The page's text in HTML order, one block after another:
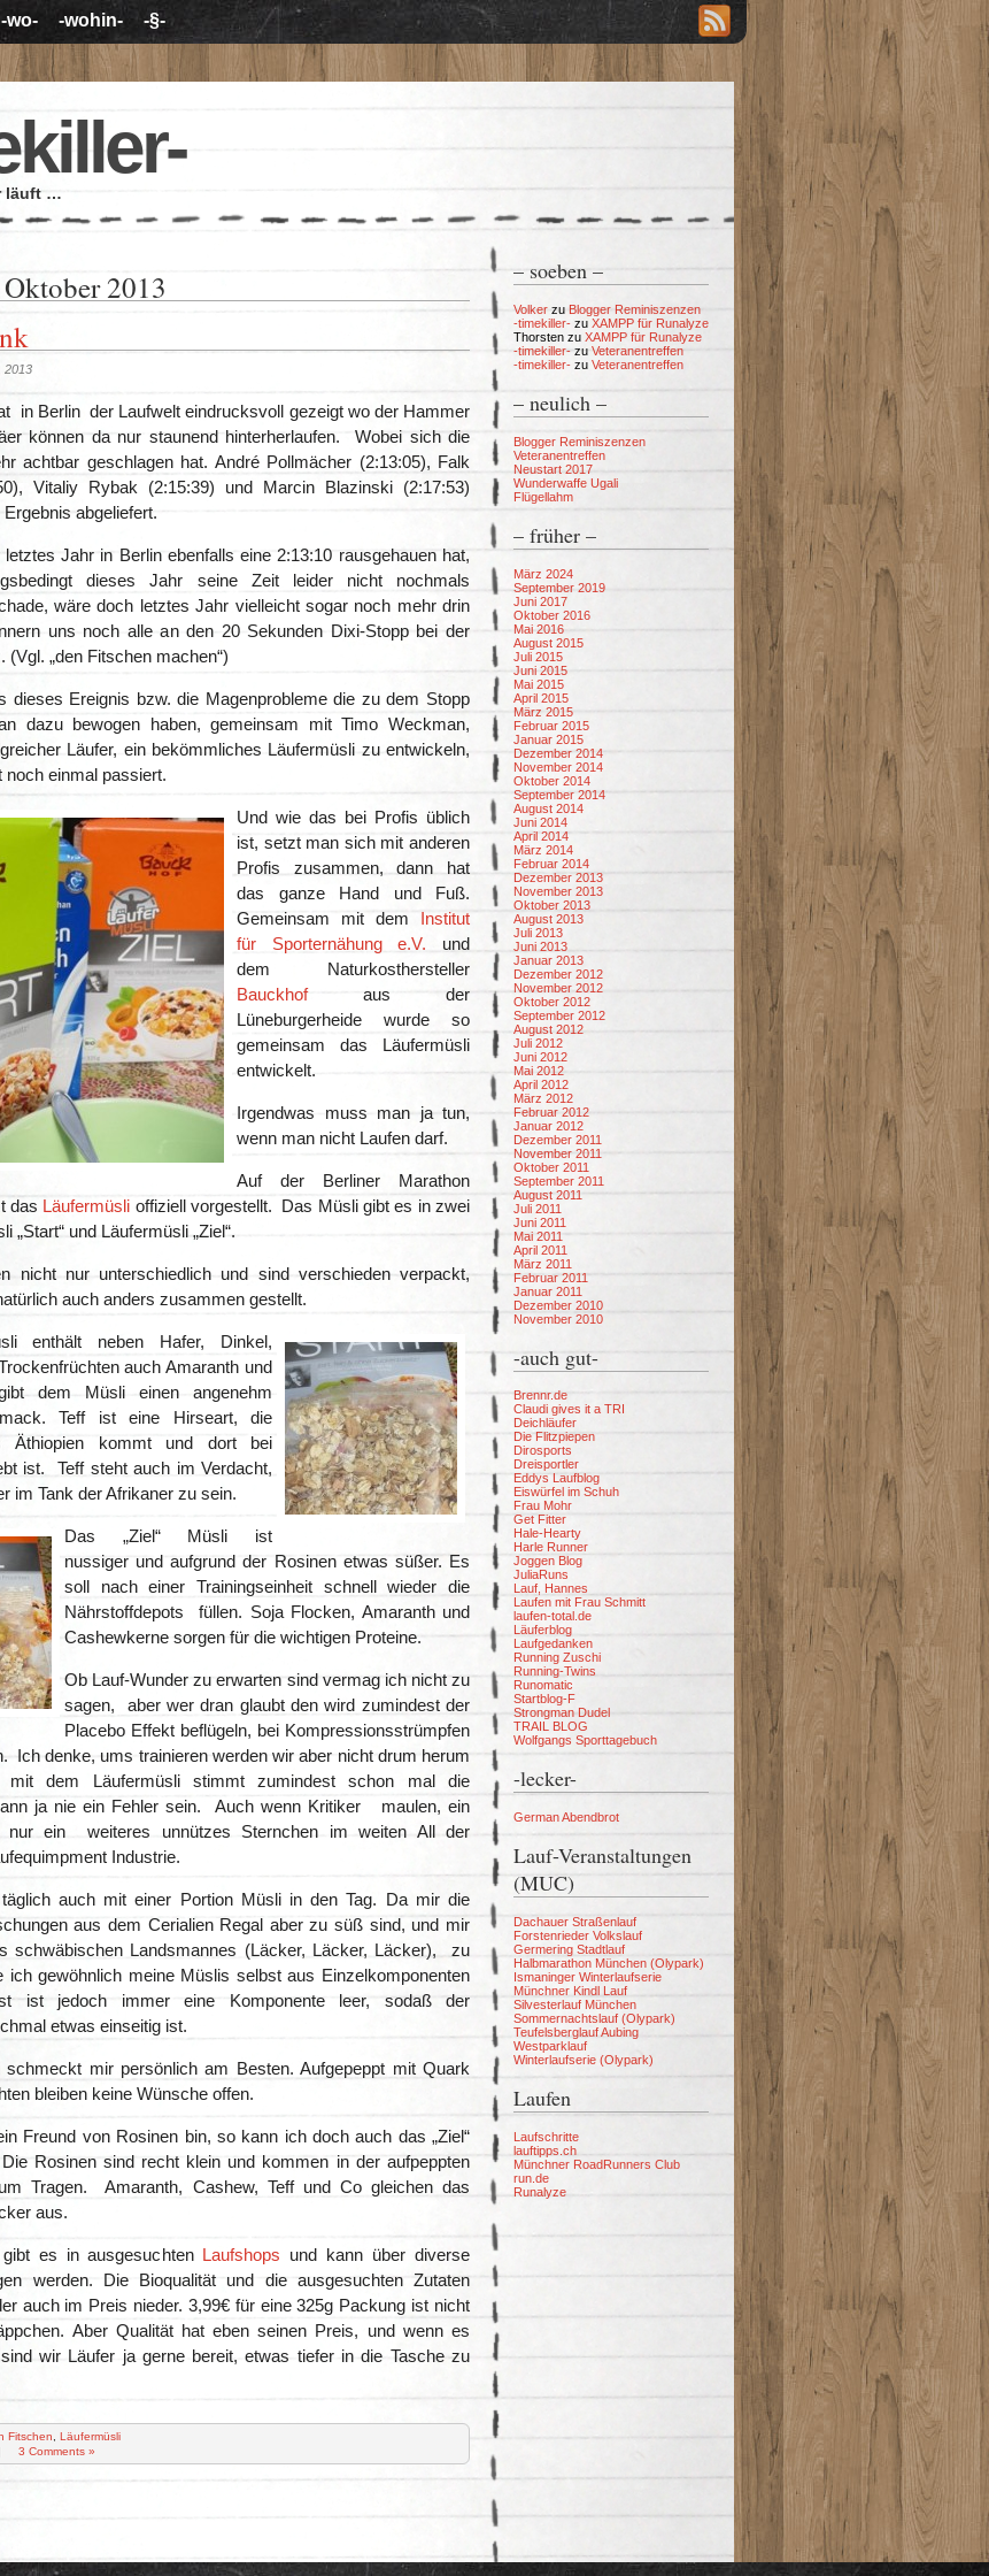
-wo- -wohin- -§-
läuft …
2013
2013
in Berlin der Laufwelt eindrucksvoll gezeigt wo der Hammer
können da nur staunend hinterherlaufen. Wobei sich die
achtbar geschlagen hat. André Pollmächer (2:13:05), Falk
Vitaliy Rybak (2:15:39) und Marcin Blazinski (2:17:53)
abgeliefert.
Jahr in Berlin ebenfalls eine 2:13:10 rausgehauen hat,
dieses Jahr seine Zeit leider nicht nochmals
wäre doch letztes Jahr vielleicht sogar noch mehr drin
uns noch alle an den 20 Sekunden Dixi-Stopp bei der
(Vgl. „den Fitschen machen“)
dieses Ereignis bzw. die Magenprobleme die zu dem Stopp
dazu bewogen haben, gemeinsam mit Timo Weckman,
Läufer, ein bekömmliches Läufermüsli zu entwickeln,
einmal passiert.
Und wie das bei Profis üblich
ist, setzt man sich mit anderen
Profis zusammen, dann hat
das ganze Hand und Fuß.
Gemeinsam mit dem Institut
für Sporternähung e.V. und
dem Naturkosthersteller
Bauckhofaus der
Lüneburgerheide wurde so
gemeinsam das Läufermüsli
entwickelt.
Irgendwas muss man ja tun,
wenn man nicht Laufen darf.
Auf der Berliner Marathon
das Läufermüsli offiziell vorgestellt. Das Müsli gibt es in zwei
„Start“ und Läufermüsli „Ziel“.
nicht nur unterschiedlich und sind verschieden verpackt,
auch anders zusammen gestellt.
enthält neben Hafer, Dinkel,
auch Amaranth und
dem Müsli einen angenehm
Teff ist eine Hirseart, die
Äthiopien kommt und dort bei
ist. Teff steht auch im Verdacht,
im Tank der Afrikaner zu sein.
Das „Ziel“ Müsli ist
nussiger und aufgrund der Rosinen etwas süßer. Es
soll nach einer Trainingseinheit schnell wieder die
Nährstoffdepots füllen. Soja Flocken, Amaranth und
Cashewkerne sorgen für die wichtigen Proteine.
Ob Lauf-Wunder zu erwarten sind vermag ich nicht zu
sagen, aber wer dran glaubt den wird zumindest der
Placebo Effekt beflügeln, bei Kompressionsstrümpfen
Ich denke, ums trainieren werden wir aber nicht drum herum
dem Läufermüsli stimmt zumindest schon mal die
ja nie ein Fehler sein. Auch wenn Kritiker maulen, ein
nur ein weiteres unnützes Sternchen im weiten All der
Industrie.
auch mit einer Portion Müsli in den Tag. Da mir die
aus dem Cerialien Regal aber zu süß sind, und mir
schwäbischen Landsmannes (Läcker, Läcker, Läcker), zu
ich gewöhnlich meine Müslis selbst aus Einzelkomponenten
ist jedoch immer eine Komponente leer, sodaß der
etwas einseitig ist.
schmeckt mir persönlich am Besten. Aufgepeppt mit Quark
bleiben keine Wünsche offen.
Freund von Rosinen bin, so kann ich doch auch das „Ziel“
Rosinen sind recht klein und kommen in der aufpeppten
Tragen. Amaranth, Cashew, Teff und Co gleichen das
aus.
es in ausgesuchten Laufshops und kann über diverse
werden. Die Bioqualität und die ausgesuchten Zutaten
auch im Preis nieder. 3,99€ für eine 325g Packung ist nicht
Aber Qualität hat eben seinen Preis, und wenn es
wir Läufer ja gerne bereit, etwas tiefer in die Tasche zu
Fitschen, Läufermüsli
3 Comments »
– soeben –
Volker zu Blogger Reminiszenzen
-timekiller- zu XAMPP für Runalyze
Thorsten zu XAMPP für Runalyze
-timekiller- zu Veteranentreffen
-timekiller- zu Veteranentreffen
– neulich –
Blogger Reminiszenzen
Veteranentreffen
Neustart 2017
Wunderwaffe Ugali
Flügellahm
– früher –
März 2024
September 2019
Juni 2017
Oktober 2016
Mai 2016
August 2015
Juli 2015
Juni 2015
Mai 2015
April 2015
März 2015
Februar 2015
Januar 2015
Dezember 2014
November 2014
Oktober 2014
September 2014
August 2014
Juni 2014
April 2014
März 2014
Februar 2014
Dezember 2013
November 2013
Oktober 2013
August 2013
Juli 2013
Juni 2013
Januar 2013
Dezember 2012
November 2012
Oktober 2012
September 2012
August 2012
Juli 2012
Juni 2012
Mai 2012
April 2012
März 2012
Februar 2012
Januar 2012
Dezember 2011
November 2011
Oktober 2011
September 2011
August 2011
Juli 2011
Juni 2011
Mai 2011
April 2011
März 2011
Februar 2011
Januar 2011
Dezember 2010
November 2010
-auch gut-
Brennr.de
Claudi gives it a TRI
Deichläufer
Die Flitzpiepen
Dirosports
Dreisportler
Eddys Laufblog
Eiswürfel im Schuh
Frau Mohr
Get Fitter
Hale-Hearty
Harle Runner
Joggen Blog
JuliaRuns
Lauf, Hannes
Laufen mit Frau Schmitt
laufen-total.de
Läuferblog
Laufgedanken
Running Zuschi
Running-Twins
Runomatic
Startblog-F
Strongman Dudel
TRAIL BLOG
Wolfgangs Sporttagebuch
-lecker-
German Abendbrot
Lauf-Veranstaltungen
(MUC)
Dachauer Straßenlauf
Forstenrieder Volkslauf
Germering Stadtlauf
Halbmarathon München (Olypark)
Ismaninger Winterlaufserie
Münchner Kindl Lauf
Silvesterlauf München
Sommernachtslauf (Olypark)
Teufelsberglauf Aubing
Westparklauf
Winterlaufserie (Olypark)
Laufen
Laufschritte
lauftipps.ch
Münchner RoadRunners Club
run.de
Runalyze